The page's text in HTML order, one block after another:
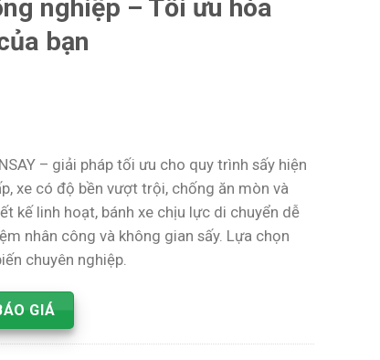
nghiệp – Tối ưu hóa
bạn
– giải pháp tối ưu cho quy trình sấy hiện
xe có độ bền vượt trội, chống ăn mòn và
kế linh hoạt, bánh xe chịu lực di chuyển dễ
nhân công và không gian sấy. Lựa chọn
chuyên nghiệp.
GIÁ